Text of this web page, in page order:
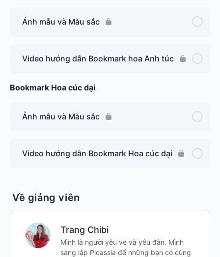
Ảnh mẫu và Màu sắc
Video hướng dẫn Bookmark hoa Anh túc
Bookmark Hoa cúc dại
Ảnh mẫu và Màu sắc
Video hướng dẫn Bookmark Hoa cúc dại
Về giảng viên
Trang Chibi
Mình là người yêu vẽ và yêu đàn. Mình
sáng lập Picassia để những bạn có cùng